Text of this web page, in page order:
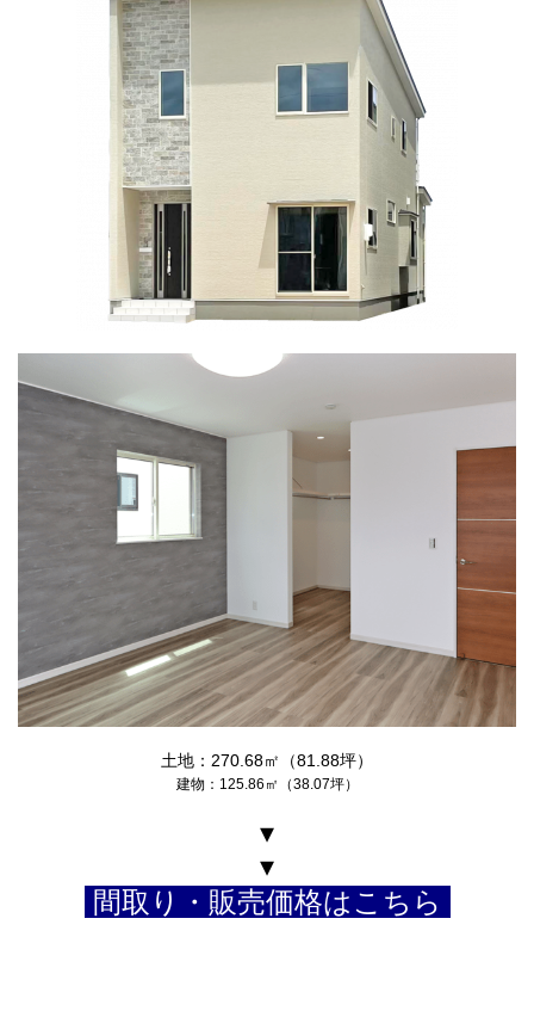
土地：270.68㎡（81.88坪）
建物：125.86㎡（38.07坪）
▾
▾
間取り・販売価格はこちら